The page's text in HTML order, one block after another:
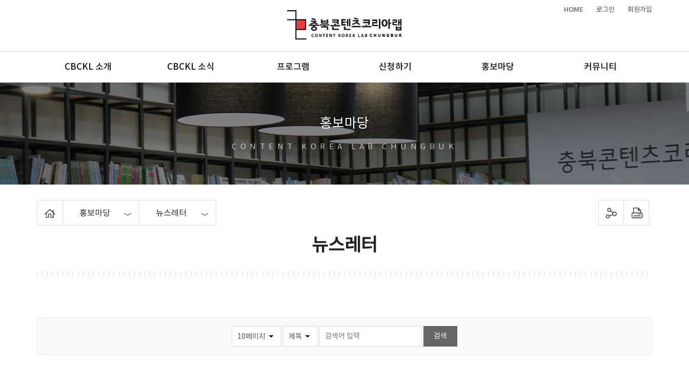
HOME 로그인 회원가입
메뉴
CBCKL 소개 CBCKL 소식 프로그램 신청하기 홍보마당 커뮤니티
홍보마당
CONTENT KOREA LAB CHUNGBUK
홍보마당 뉴스레터 sns 공유하기 프린트하기
뉴스레터